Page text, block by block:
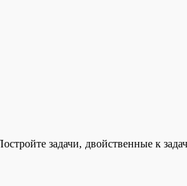
задачи, двойственные к